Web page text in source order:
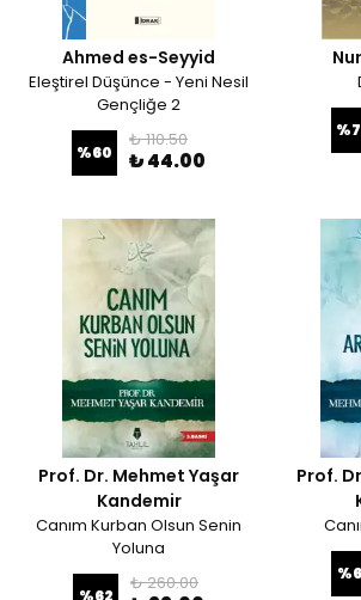
Ahmed es-Seyyid
Eleştirel Düşünce - Yeni Nesil
Gençliğe 2
%60
₺ 110.50
₺ 44.00
%
Prof. Dr. Mehmet Yaşar
Kandemir
Canım Kurban Olsun Senin
Yoluna
%62
₺ 260.00
Prof.
%